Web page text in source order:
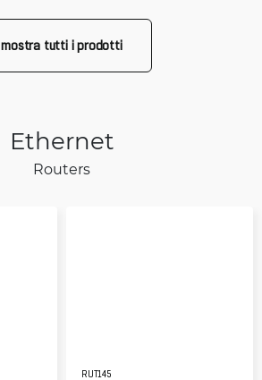
mostra tutti i prodotti
Ethernet
Routers
RUT145